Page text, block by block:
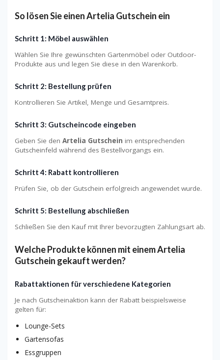
So lösen Sie einen Artelia Gutschein ein
Schritt 1: Möbel auswählen
Wählen Sie Ihre gewünschten Gartenmöbel oder Outdoor-
Produkte aus und legen Sie diese in den Warenkorb.
Schritt 2: Bestellung prüfen
Kontrollieren Sie Artikel, Menge und Gesamtpreis.
Schritt 3: Gutscheincode eingeben
Geben Sie den Artelia Gutschein im entsprechenden
Gutscheinfeld während des Bestellvorgangs ein.
Schritt 4: Rabatt kontrollieren
Prüfen Sie, ob der Gutschein erfolgreich angewendet wurde.
Schritt 5: Bestellung abschließen
Schließen Sie den Kauf mit Ihrer bevorzugten Zahlungsart ab.
Welche Produkte können mit einem Artelia
Gutschein gekauft werden?
Rabattaktionen für verschiedene Kategorien
Je nach Gutscheinaktion kann der Rabatt beispielsweise
gelten für:
Lounge-Sets
Gartensofas
Essgruppen